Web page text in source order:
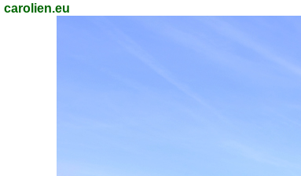
carolien.eu